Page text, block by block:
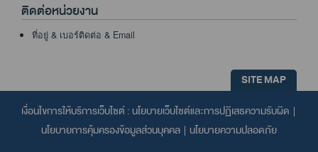
ติดต่อหน่วยงาน
ที่อยู่ & เบอร์ติดต่อ & Email
SITE MAP
เงื่อนไขการให้บริการเว็บไซต์ : นโยบายเว็บไซต์และการปฏิเสธความรับผิด |
นโยบายการคุ้มครองข้อมูลส่วนบุคคล | นโยบายความปลอดภัย